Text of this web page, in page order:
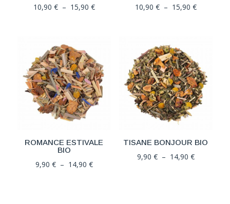
10,90 € – 15,90 €Plage
à
15,90 €
10,90 € – 15,90 €Plage
à
15,90 €
ROMANCE ESTIVALE
BIO
9,90 € – 14,90 €Plage
TISANE BONJOUR BIO
9,90 € – 14,90 €Plage